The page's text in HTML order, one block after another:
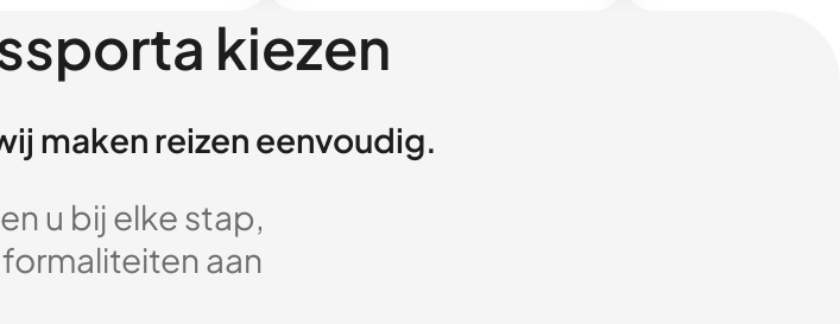
kiezen
maken reizen eenvoudig.
u bij elke stap,
aan